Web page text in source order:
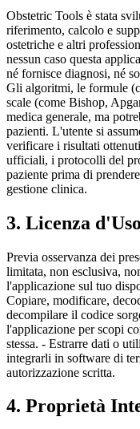
Obstetric Tools è stata
riferimento, calcolo e
ostetriche e altri
nessun caso questa
né fornisce diagnosi, né
Gli algoritmi, le formule
scale (come Bishop,
medica generale, ma
pazienti. L'utente si
verificare i risultati
ufficiali, i protocolli del
paziente prima di
gestione clinica.
3. Licenza
Previa osservanza dei
limitata, non esclusiva,
l'applicazione sul tuo
Copiare, modificare,
decompilare il codice
l'applicazione per scopi
stessa. - Estrarre dati o
integrarli in software di
autorizzazione scritta.
4. Proprietà